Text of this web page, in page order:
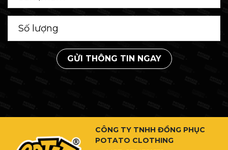
GỬI THÔNG TIN NGAY
CÔNG TY TNHH ĐỒNG PHỤC
POTATO CLOTHING